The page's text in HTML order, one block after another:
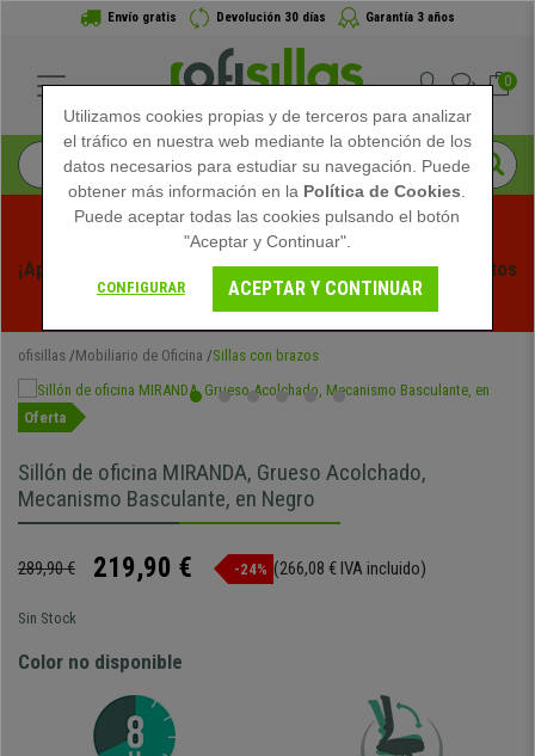
Envío gratis Devolución 30 días Garantía 3 años
0
¡Aprovecha las Rebajas de Verano en Ofisillas! Descuentos
Exclusivos por Tiempo Limitado - Ver Promo
ofisillas Mobiliario de Oficina Sillas con brazos
Oferta
Sillón de oficina MIRANDA, Grueso Acolchado,
Mecanismo Basculante, en Negro
289,90 € 219,90 € -24% (266,08 € IVA incluido)
Sin Stock
Color no disponible
Utilizamos cookies propias y de terceros para analizar
el tráfico en nuestra web mediante la obtención de los
datos necesarios para estudiar su navegación. Puede
obtener más información en la Política de Cookies
Puede aceptar todas las cookies pulsando el botón
"Aceptar y Continuar".
CONFIGURAR ACEPTAR Y CONTINUAR